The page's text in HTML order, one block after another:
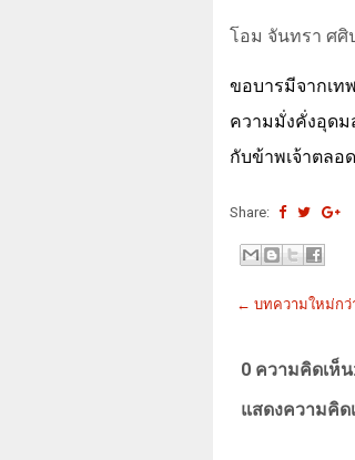
โอม จันทรา ศศิ
ขอบารมีจากเท
ความมั่งคั่งอุด
กับข้าพเจ้าตลอด
Share:
← บทความใหม่กว่
0 ความคิดเห็น:
แสดงความคิด